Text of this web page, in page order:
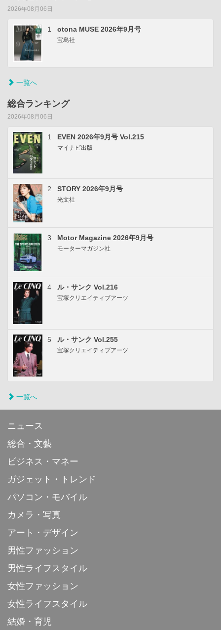
2026年08月06日
1 otona MUSE 2026年9月号
宝島社
一覧へ
総合ランキング
2026年08月06日
1 EVEN 2026年9月号 Vol.215
マイナビ出版
2 STORY 2026年9月号
光文社
3 Motor Magazine 2026年9月号
モーターマガジン社
4 ル・サンク Vol.216
宝塚クリエイティブアーツ
5 ル・サンク Vol.255
宝塚クリエイティブアーツ
一覧へ
ニュース
総合・文藝
ビジネス・マネー
ガジェット・トレンド
パソコン・モバイル
カメラ・写真
アート・デザイン
男性ファッション
男性ライフスタイル
女性ファッション
女性ライフスタイル
結婚・育児